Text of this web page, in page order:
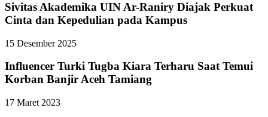
Sivitas Akademika UIN Ar-Raniry Diajak Perkuat
Cinta dan Kepedulian pada Kampus
15 Desember 2025
Influencer Turki Tugba Kiara Terharu Saat Temui
Korban Banjir Aceh Tamiang
17 Maret 2023